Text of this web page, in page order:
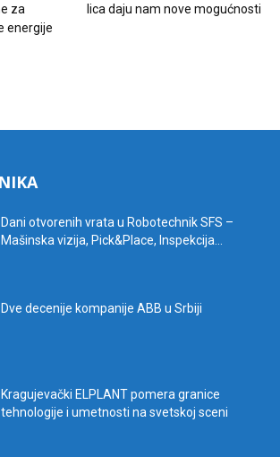
za
energije
lica daju nam nove mogućnosti
Dani otvorenih vrata u Robotechnik SFS –
Mašinska vizija, Pick&Place, Inspekcija...
Dve decenije kompanije ABB u Srbiji
Kragujevački ELPLANT pomera granice
tehnologije i umetnosti na svetskoj sceni